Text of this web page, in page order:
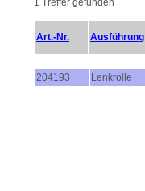
1 Treffer gefunden
Art.-Nr. Ausführung
204193 Lenkrolle